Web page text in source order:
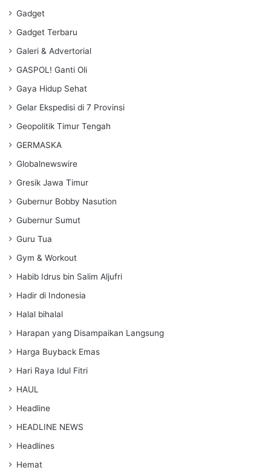
Gadget
Gadget Terbaru
Galeri & Advertorial
GASPOL! Ganti Oli
Gaya Hidup Sehat
Gelar Ekspedisi di 7 Provinsi
Geopolitik Timur Tengah
GERMASKA
Globalnewswire
Gresik Jawa Timur
Gubernur Bobby Nasution
Gubernur Sumut
Guru Tua
Gym & Workout
Habib Idrus bin Salim Aljufri
Hadir di Indonesia
Halal bihalal
Harapan yang Disampaikan Langsung
Harga Buyback Emas
Hari Raya Idul Fitri
HAUL
Headline
HEADLINE NEWS
Headlines
Hemat